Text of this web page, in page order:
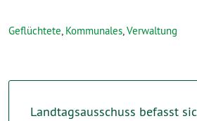
Geflüchtete, Kommunales,Verwaltung
Landtagsausschuss befasst